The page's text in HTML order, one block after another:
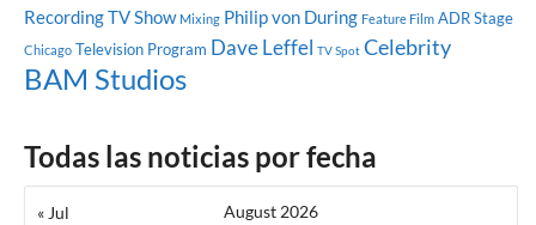
RecordingTV Show Mixing Philip von During Feature Film ADR Stage
Chicago Television Program Dave Leffel TV Spot Celebrity
BAM Studios
Todas las noticias por fecha
August 2026
« Jul